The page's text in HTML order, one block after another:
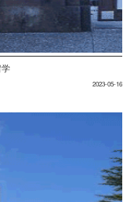
2023-05-16